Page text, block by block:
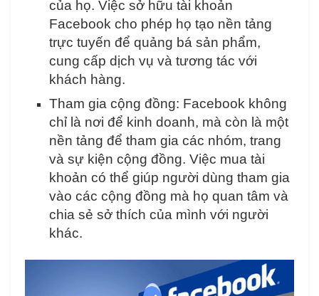
của họ. Việc sở hữu tài khoản
Facebook cho phép họ tạo nền tảng
trực tuyến để quảng bá sản phẩm,
cung cấp dịch vụ và tương tác với
khách hàng.
Tham gia cộng đồng: Facebook không
chỉ là nơi để kinh doanh, mà còn là một
nền tảng để tham gia các nhóm, trang
và sự kiện cộng đồng. Việc mua tài
khoản có thể giúp người dùng tham gia
vào các cộng đồng mà họ quan tâm và
chia sẻ sở thích của mình với người
khác.